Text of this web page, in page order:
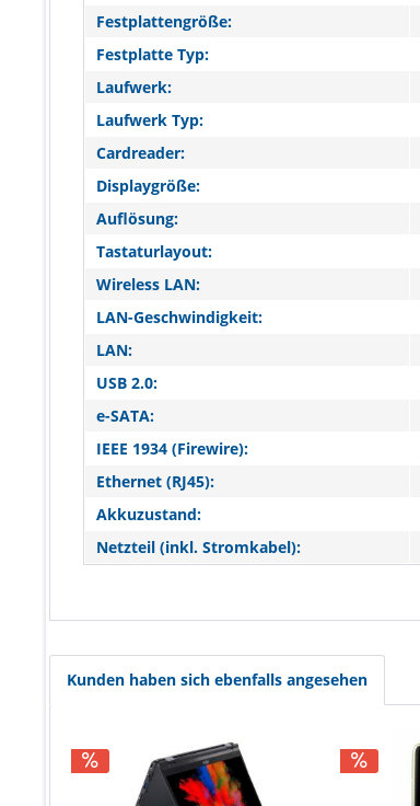
Festplattengröße:
Festplatte Typ:
Laufwerk:
Laufwerk Typ:
Cardreader:
Displaygröße:
Auflösung:
Tastaturlayout:
Wireless LAN:
LAN-Geschwindigkeit:
LAN:
USB 2.0:
e-SATA:
IEEE 1934 (Firewire):
Ethernet (RJ45):
Akkuzustand:
Netzteil (inkl. Stromkabel):
Kunden haben sich ebenfalls angesehen